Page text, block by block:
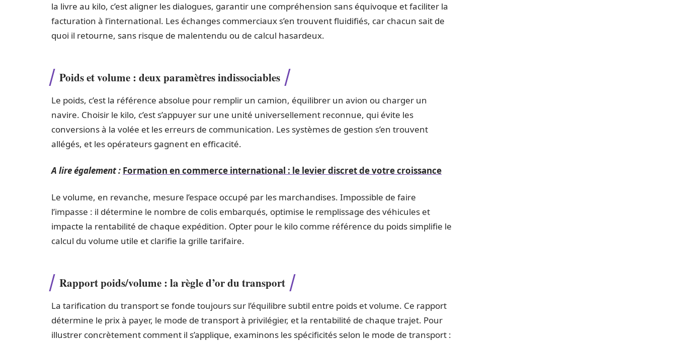
la livre au kilo, c’est aligner les dialogues, garantir une compréhension sans équivoque et faciliter la
facturation à l’international. Les échanges commerciaux s’en trouvent fluidifiés, car chacun sait de
quoi il retourne, sans risque de malentendu ou de calcul hasardeux.
Poids et volume : deux paramètres indissociables
Le poids, c’est la référence absolue pour remplir un camion, équilibrer un avion ou charger un
navire. Choisir le kilo, c’est s’appuyer sur une unité universellement reconnue, qui évite les
conversions à la volée et les erreurs de communication. Les systèmes de gestion s’en trouvent
allégés, et les opérateurs gagnent en efficacité.
A lire également : Formation en commerce international : le levier discret de votre croissance
Le volume, en revanche, mesure l’espace occupé par les marchandises. Impossible de faire
l’impasse : il détermine le nombre de colis embarqués, optimise le remplissage des véhicules et
impacte la rentabilité de chaque expédition. Opter pour le kilo comme référence du poids simplifie le
calcul du volume utile et clarifie la grille tarifaire.
Rapport poids/volume : la règle d’or du transport
La tarification du transport se fonde toujours sur l’équilibre subtil entre poids et volume. Ce rapport
détermine le prix à payer, le mode de transport à privilégier, et la rentabilité de chaque trajet. Pour
illustrer concrètement comment il s’applique, examinons les spécificités selon le mode de transport :